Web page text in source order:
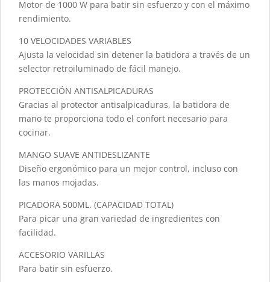
Motor de 1000 W para batir sin esfuerzo y con el máximo
rendimiento.
10 VELOCIDADES VARIABLES
Ajusta la velocidad sin detener la batidora a través de un
selector retroiluminado de fácil manejo.
PROTECCIÓN ANTISALPICADURAS
Gracias al protector antisalpicaduras, la batidora de
mano te proporciona todo el confort necesario para
cocinar.
MANGO SUAVE ANTIDESLIZANTE
Diseño ergonómico para un mejor control, incluso con
las manos mojadas.
PICADORA 500ML. (CAPACIDAD TOTAL)
Para picar una gran variedad de ingredientes con
facilidad.
ACCESORIO VARILLAS
Para batir sin esfuerzo.